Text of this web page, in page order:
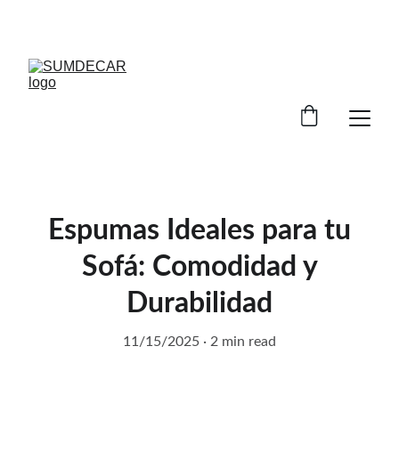
Espumas Ideales para tu
Sofá: Comodidad y
Durabilidad
11/15/2025 2 min read